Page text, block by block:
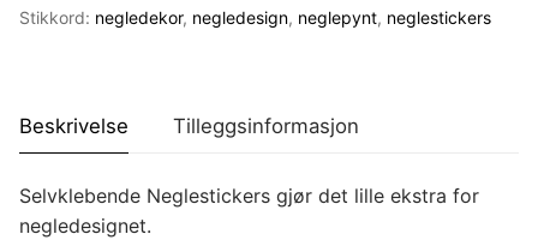
Stikkord: negledekor, negledesign, neglepynt, neglestickers
Beskrivelse Tilleggsinformasjon
Selvklebende Neglestickers gjør det lille ekstra for
negledesignet.